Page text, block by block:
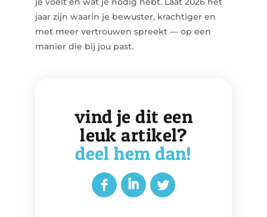
jaar zijn waarin je bewuster, krachtiger en
met meer vertrouwen spreekt — op een
manier die bij jou past.
vind je dit een
leuk artikel?
deel hem dan!